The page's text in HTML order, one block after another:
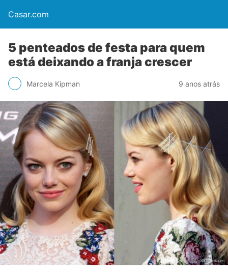
Casar.com
5 penteados de festa para quem
está deixando a franja crescer
Marcela Kipman 9 anos atrás